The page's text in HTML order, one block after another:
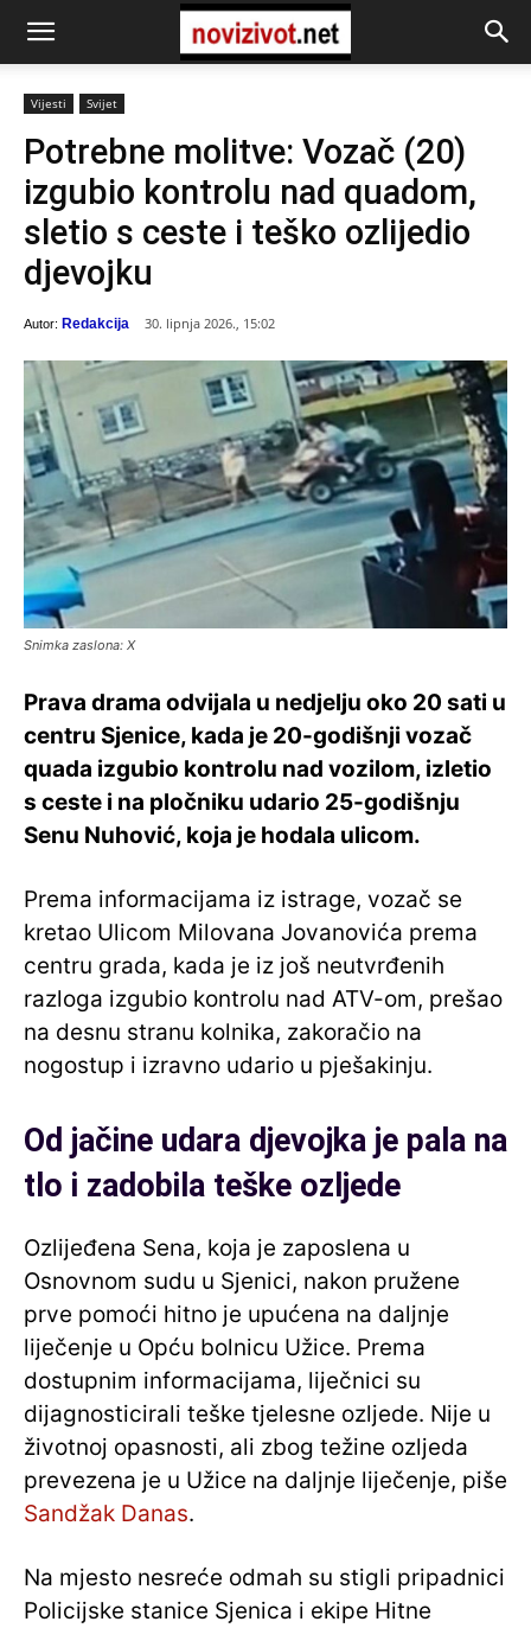
Vijesti Svijet
Potrebne molitve: Vozač (20)
izgubio kontrolu nad quadom,
sletio s ceste i teško ozlijedio
djevojku
Autor: Redakcija 30. lipnja 2026., 15:02
Snimka zaslona: X
Prava drama odvijala u nedjelju oko 20 sati u
centru Sjenice, kada je 20-godišnji vozač
quada izgubio kontrolu nad vozilom, izletio
s ceste i na pločniku udario 25-godišnju
Senu Nuhović, koja je hodala ulicom.
Prema informacijama iz istrage, vozač se
kretao Ulicom Milovana Jovanovića prema
centru grada, kada je iz još neutvrđenih
razloga izgubio kontrolu nad ATV-om, prešao
na desnu stranu kolnika, zakoračio na
nogostup i izravno udario u pješakinju.
Od jačine udara djevojka je pala na
tlo i zadobila teške ozljede
Ozlijeđena Sena, koja je zaposlena u
Osnovnom sudu u Sjenici, nakon pružene
prve pomoći hitno je upućena na daljnje
liječenje u Opću bolnicu Užice. Prema
dostupnim informacijama, liječnici su
dijagnosticirali teške tjelesne ozljede. Nije u
životnoj opasnosti, ali zbog težine ozljeda
prevezena je u Užice na daljnje liječenje, piše
Sandžak Danas.
Na mjesto nesreće odmah su stigli pripadnici
Policijske stanice Sjenica i ekipe Hitne